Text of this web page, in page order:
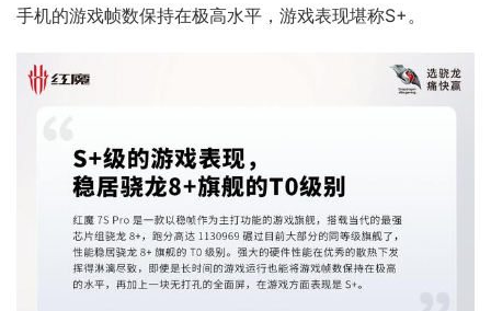
手机的游戏帧数保持在极高水平，游戏表现堪称S+。